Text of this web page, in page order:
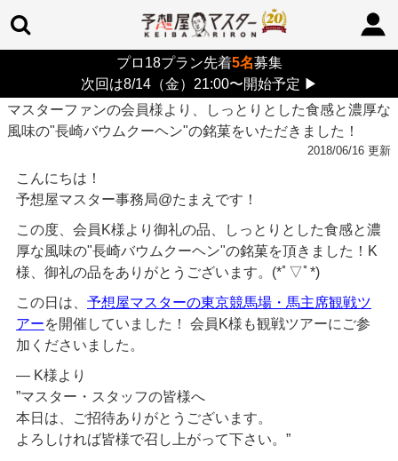
プロ18プラン先着5名募集
次回は8/14（金）21:00〜開始予定 ▶
> マスターファンの会員様より、しっとりとした食感と濃厚な風味の"長崎
バウムクーヘン"の銘菓をいただきました！
マスターファンの会員様より、しっとりとした食感と濃厚な
風味の"長崎バウムクーヘン"の銘菓をいただきました！
2018/06/16 更新
こんにちは！
予想屋マスター事務局@たまえです！
この度、会員K様より御礼の品、しっとりとした食感と濃
厚な風味の"長崎バウムクーヘン"の銘菓を頂きました！K
様、御礼の品をありがとうございます。(*ﾟ▽ﾟ*)
この日は、 予想屋マスターの東京競馬場・馬主席観戦ツ
アーを開催していました！ 会員K様も観戦ツアーにご参
加くださいました。
― K様より
”マスター・スタッフの皆様へ
本日は、ご招待ありがとうございます。
よろしければ皆様で召し上がって下さい。”